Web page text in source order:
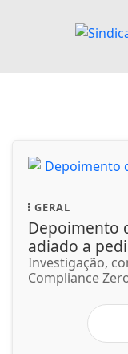
GERAL
Depoimento
adiado a
Investigação,
Compliance